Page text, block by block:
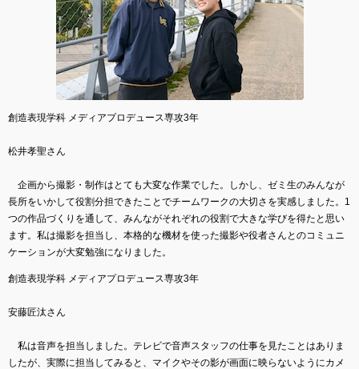
創造表現学科 メディアプロデュース専攻3年
松井孝聖さん
企画から撮影・制作はとても大変な作業でした。しかし、ゼミ生のみんなが
長所をいかして役割分担できたことでチームワークの大切さを実感しました。1
つの作品づくりを通して、みんながそれぞれの役割で大きな学びを得たと思い
ます。私は撮影を担当し、本格的な機材を使った撮影や役者さんとのコミュニ
ケーションが大変勉強になりました。
創造表現学科 メディアプロデュース専攻3年
安藤匠汰さん
私は音声を担当しました。テレビで音声スタッフの仕事を見たことはありま
したが、実際に担当してみると、マイクやその影が画面に映らないようにカメ